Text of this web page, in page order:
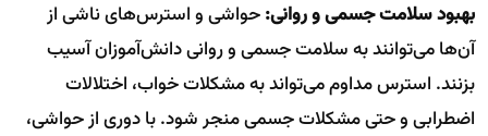
بهبود سلامت جسمی و روانی:حواشی و استرس‌های ناشی از
آن‌ها می‌توانند به سلامت جسمی و روانی دانش‌آموزان آسیب
بزنند. استرس مداوم می‌تواند به مشکلات خواب، اختلالات
اضطرابی و حتی مشکلات جسمی منجر شود. با دوری از حواشی،